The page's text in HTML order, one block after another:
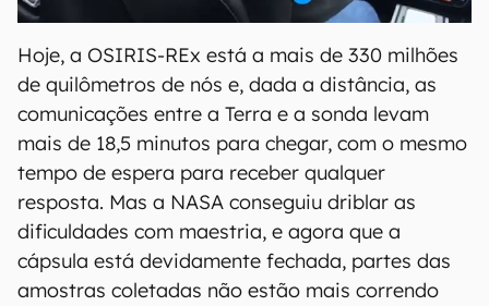
Hoje, a OSIRIS-REx está a mais de 330 milhões
de quilômetros de nós e, dada a distância, as
comunicações entre a Terra e a sonda levam
mais de 18,5 minutos para chegar, com o mesmo
tempo de espera para receber qualquer
resposta. Mas a NASA conseguiu driblar as
dificuldades com maestria, e agora que a
cápsula está devidamente fechada, partes das
amostras coletadas não estão mais correndo